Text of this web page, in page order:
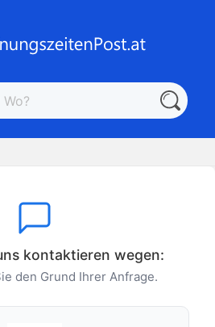
kontaktieren wegen:
den Grund Ihrer Anfrage.